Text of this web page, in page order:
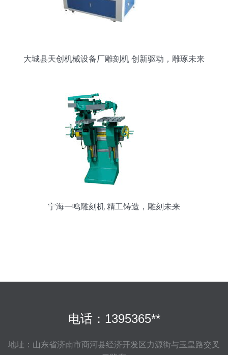
大城县天创机械设备厂雕刻机 创新驱动，雕琢未来
宁海一鸣雕刻机 精工铸造，雕刻未来
电话：1395365**
地址：山东省济南市商河县经济开发区力源街与玉皇路交叉